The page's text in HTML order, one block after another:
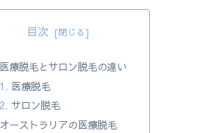
目次
医療脱毛とサロン脱毛の違い
医療脱毛
サロン脱毛
オーストラリアの医療脱毛